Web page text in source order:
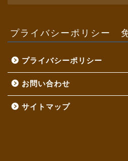
ブ
プライバシーポリシー
プライバシーポリシー
お問い合わせ
サイトマップ